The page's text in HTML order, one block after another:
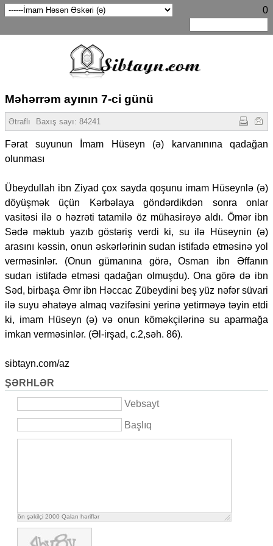
0
Məhərrəm ayının 7-ci günü
Ətraflı Baxış sayı: 84241
Fərat suyunun İmam Hüseyn (ə) karvanınına qadağan
olunması
Übeydullah ibn Ziyad çox sayda qoşunu imam Hüseynlə (ə)
döyüşmək üçün Kərbəlaya göndərdikdən sonra onlar
vasitəsi ilə o həzrəti tatamilə öz mühasirəyə aldı. Ömər ibn
Sədə məktub yazıb göstəriş verdi ki, su ilə Hüseynin (ə)
arasını kəssin, onun əskərlərinin sudan istifadə etməsinə yol
verməsinlər. (Onun gümanına görə, Osman ibn Əffanın
sudan istifadə etməsi qadağan olmuşdu). Ona görə də ibn
Səd, birbaşa Əmr ibn Həccac Zübeydini beş yüz nəfər süvari
ilə suyu əhatəyə almaq vəzifəsini yerinə yetirməyə təyin etdi
ki, imam Hüseyn (ə) və onun köməkçilərinə su aparmağa
imkan verməsinlər. (Əl-irşad, c.2,səh. 86).
sibtayn.com/az
ŞƏRHLƏR
Vebsayt
Başlıq
ön şəkilçi 2000 Qalan həriflər